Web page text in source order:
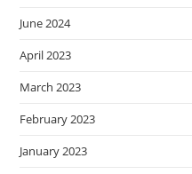
June 2024
April 2023
March 2023
February 2023
January 2023